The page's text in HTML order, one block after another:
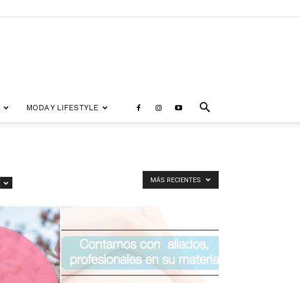
MODA Y LIFESTYLE
MÁS RECIENTES